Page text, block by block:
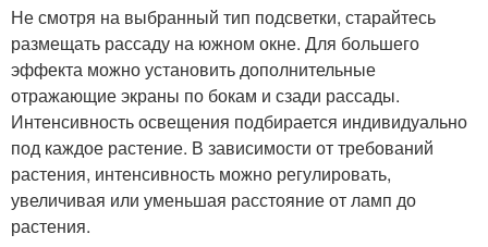
Не смотря на выбранный тип подсветки, старайтесь
размещать рассаду на южном окне. Для большего
эффекта можно установить дополнительные
отражающие экраны по бокам и сзади рассады.
Интенсивность освещения подбирается индивидуально
под каждое растение. В зависимости от требований
растения, интенсивность можно регулировать,
увеличивая или уменьшая расстояние от ламп до
растения.